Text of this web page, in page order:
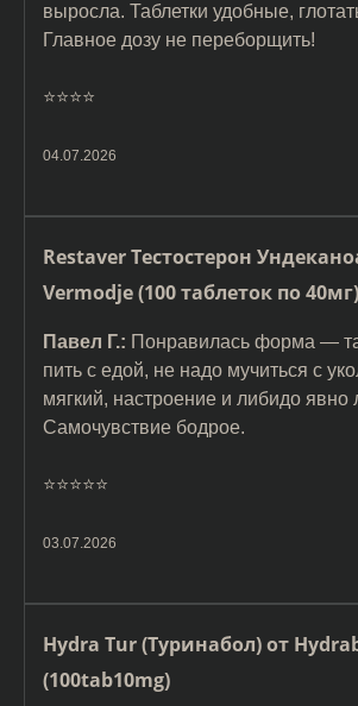
выросла. Таблетки удобные,
Главное дозу не переборщить!
⭐️⭐️⭐️⭐️
04.07.2026
Restaver Тестостерон
Vermodje (100 таблеток по 40мг)
Павел Г.: Понравилась форма —
пить с едой, не надо мучиться с
мягкий, настроение и либидо явно
Самочувствие бодрое.
⭐️⭐️⭐️⭐️⭐️
03.07.2026
Hydra Tur (Туринабол) от
(100tab10mg)